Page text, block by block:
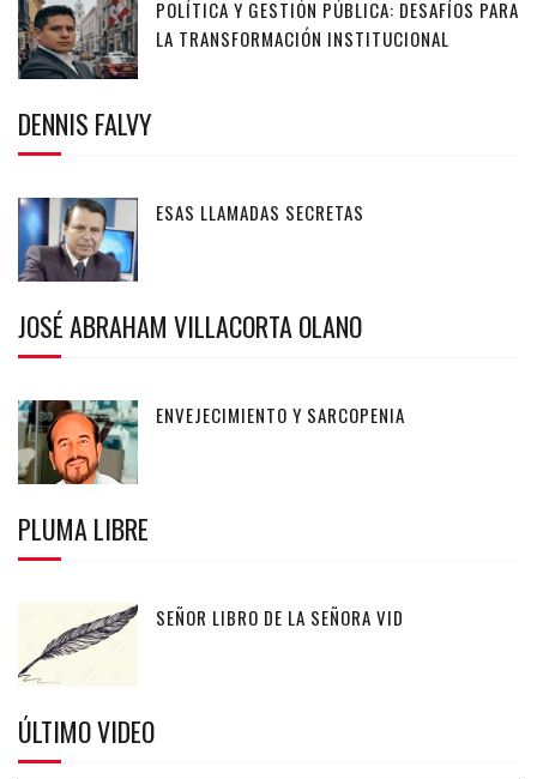
POLÍTICA Y GESTIÓN PÚBLICA: DESAFÍOS PARA
LA TRANSFORMACIÓN INSTITUCIONAL
DENNIS FALVY
ESAS LLAMADAS SECRETAS
JOSÉ ABRAHAM VILLACORTA OLANO
ENVEJECIMIENTO Y SARCOPENIA
PLUMA LIBRE
SEÑOR LIBRO DE LA SEÑORA VID
ÚLTIMO VIDEO